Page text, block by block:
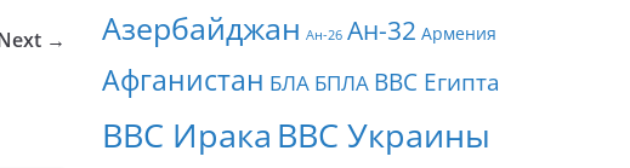
→ Азербайджан Ан-26 Ан-32 Армения
Афганистан БЛА БПЛА ВВС Египта
ВВС Ирака ВВС Украины